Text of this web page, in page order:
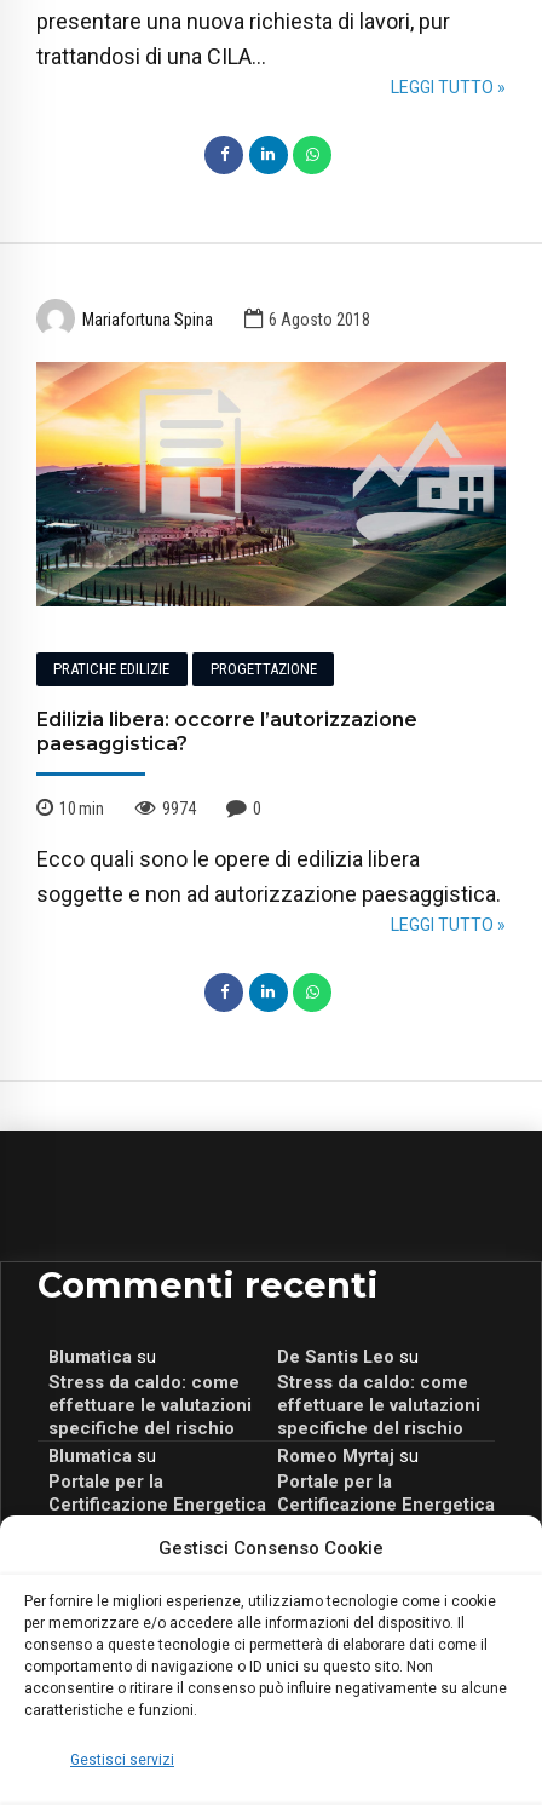
Gestisci Consenso Cookie
Per fornire le migliori esperienze, utilizziamo tecnologie come i cookie
per memorizzare e/o accedere alle informazioni del dispositivo. Il
consenso a queste tecnologie ci permetterà di elaborare dati come il
comportamento di navigazione o ID unici su questo sito. Non
acconsentire o ritirare il consenso può influire negativamente su alcune
caratteristiche e funzioni.
Gestisci servizi
presentare una nuova richiesta di lavori, pur
trattandosi di una CILA...
LEGGI TUTTO »
Mariafortuna Spina 6 Agosto 2018
PRATICHE EDILIZIE PROGETTAZIONE
Edilizia libera: occorre l’autorizzazione
paesaggistica?
10min 9974 0
Ecco quali sono le opere di edilizia libera
soggette e non ad autorizzazione paesaggistica.
LEGGI TUTTO »
Commenti recenti
Blumaticasu
Stress da caldo: come
effettuare le valutazioni
specifiche del rischio
De Santis Leo su
Stress da caldo: come
effettuare le valutazioni
specifiche del rischio
Blumaticasu
Portale per la
Certificazione Energetica
scopri il Corso Blumatica
Romeo Myrtaj su
Portale per la
Certificazione Energetica
scopri il Corso Blumatica
Blumaticasu
Coordinatore della
Sicurezza: cosa è
richiesto per abilitazione
e aggiornamento